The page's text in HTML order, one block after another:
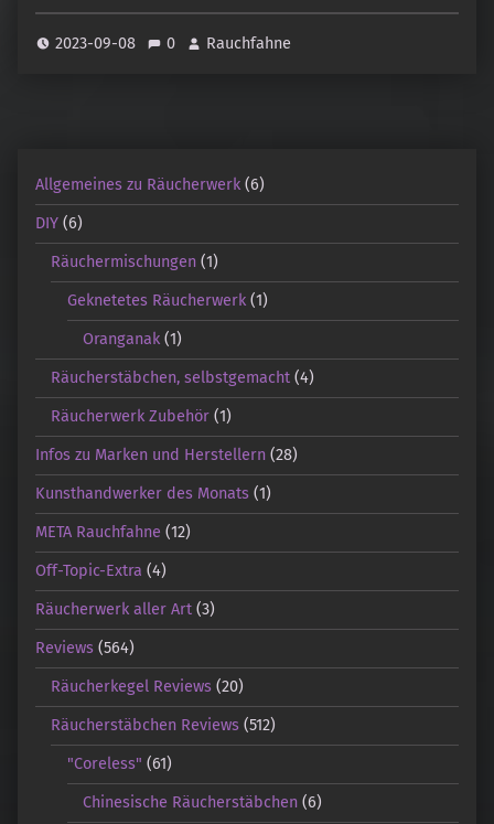
2023-09-08 0 Rauchfahne
Allgemeines zu Räucherwerk (6)
DIY (6)
Räuchermischungen (1)
Geknetetes Räucherwerk(1)
Oranganak (1)
Räucherstäbchen, selbstgemacht (4)
Räucherwerk Zubehör (1)
Infos zu Marken und Herstellern (28)
Kunsthandwerker des Monats (1)
META Rauchfahne (12)
Off-Topic-Extra (4)
Räucherwerk aller Art (3)
Reviews (564)
Räucherkegel Reviews (20)
Räucherstäbchen Reviews (512)
"Coreless" (61)
Chinesische Räucherstäbchen (6)